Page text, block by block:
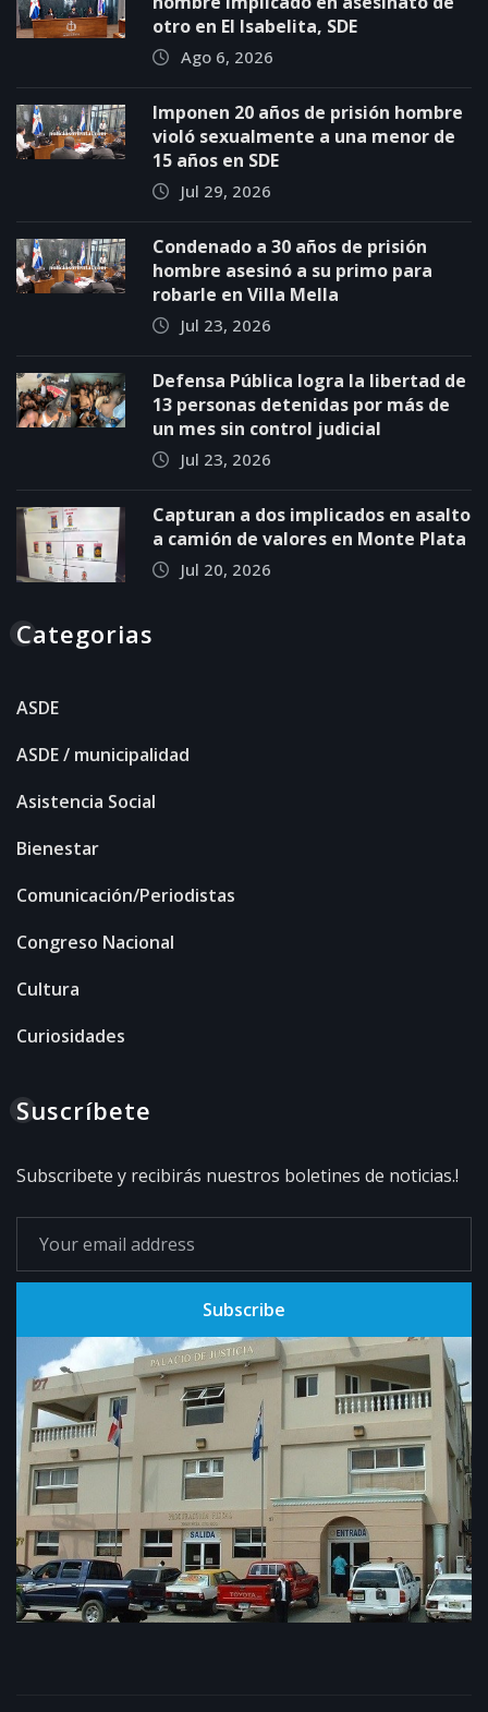
otro en El Isabelita, SDE
Ago 6, 2026
Imponen 20 años de prisión hombre
violó sexualmente a una menor de
15 años en SDE
Jul 29, 2026
Condenado a 30 años de prisión
hombre asesinó a su primo para
robarle en Villa Mella
Jul 23, 2026
Defensa Pública logra la libertad de
13 personas detenidas por más de
un mes sin control judicial
Jul 23, 2026
Capturan a dos implicados en asalto
a camión de valores en Monte Plata
Jul 20, 2026
Categorias
ASDE
ASDE / municipalidad
Asistencia Social
Bienestar
Comunicación/Periodistas
Congreso Nacional
Cultura
Curiosidades
Suscríbete
Subscribete y recibirás nuestros boletines de noticias.!
Subscribe